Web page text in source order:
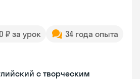
₽ за урок
34 года опыта
с творческим